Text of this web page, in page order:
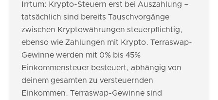
Irrtum: Krypto-Steuern erst bei Auszahlung –
tatsächlich sind bereits Tauschvorgänge
zwischen Kryptowährungen steuerpflichtig,
ebenso wie Zahlungen mit Krypto. Terraswap-
Gewinne werden mit 0% bis 45%
Einkommensteuer besteuert, abhängig von
deinem gesamten zu versteuernden
Einkommen. Terraswap-Gewinne sind